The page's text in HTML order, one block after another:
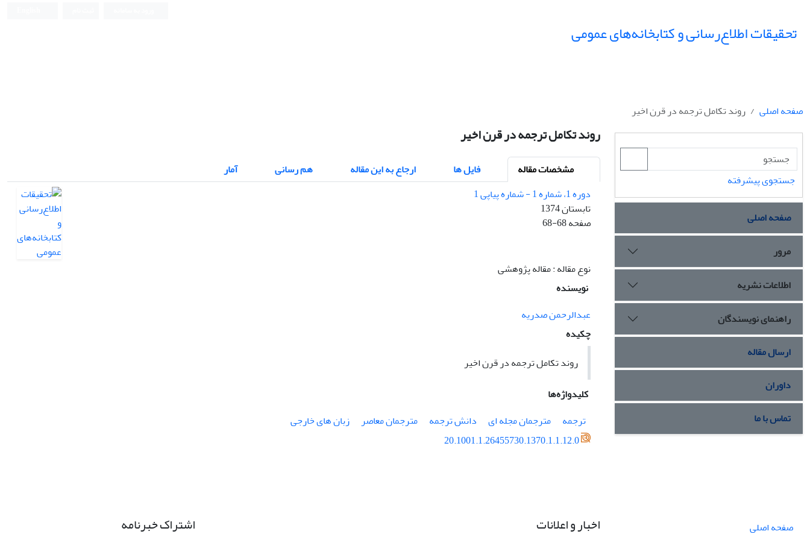
تحقیقات اطلاع‌رسانی و کتابخانه‌های عمومی
صفحه اصلی روند تکامل ترجمه در قرن اخیر
روند تکامل ترجمه در قرن اخیر
مشخصات مقاله فایل ها ارجاع به این مقاله هم رسانی
آمار
دوره 1، شماره 1 - شماره پیاپی 1
تابستان 1374
صفحه68-68
نوع مقاله : مقاله پژوهشی
نویسنده
عبدالرحمن صدریه
چکیده
روند تکامل ترجمه در قرن اخیر
کلیدواژه‌ها
ترجمه
مترجمان مجله ای دانش ترجمه مترجمان معاصر
زبان های خارجی
20.1001.1.26455730.1370.1.1.12.0
جستجوی پیشرفته
صفحه اصلی
مرور
اطلاعات نشریه
راهنمای نویسندگان
ارسال مقاله
داوران
تماس با ما
صفحه اصلی
اخبار و اعلانات اشتراک خبرنامه